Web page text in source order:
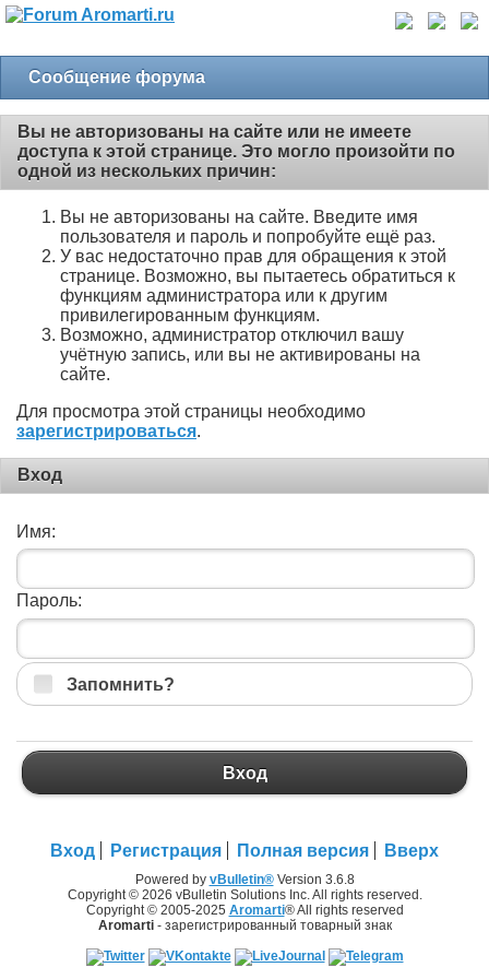
Сообщение форума
Вы не авторизованы на сайте или не имеете
доступа к этой странице. Это могло произойти по
одной из нескольких причин:
Вы не авторизованы на сайте. Введите имя
пользователя и пароль и попробуйте ещё раз.
У вас недостаточно прав для обращения к этой
странице. Возможно, вы пытаетесь обратиться к
функциям администратора или к другим
привилегированным функциям.
Возможно, администратор отключил вашу
учётную запись, или вы не активированы на
сайте.
Для просмотра этой страницы необходимо
зарегистрироваться.
Вход
Имя:
Пароль:
Запомнить?
Вход
Вход Регистрация Полная версия Вверх
Powered by vBulletin®Version 3.6.8
Copyright © 2026 vBulletin Solutions Inc. All rights reserved.
Copyright © 2005-2025 Aromarti® All rights reserved
Aromarti- зарегистрированный товарный знак